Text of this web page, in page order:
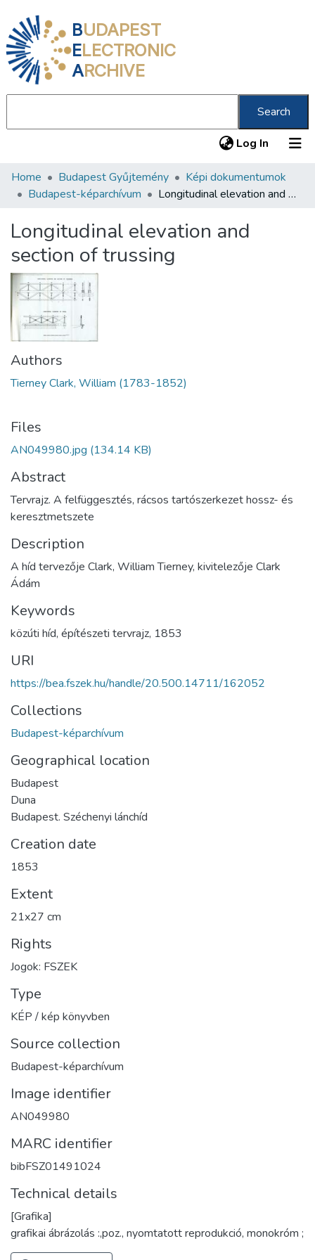
BUDAPEST
ELECTRONIC
ARCHIVE
Search
Log In (current)
Communities & Collections
Statistics
About us
Home Budapest Gyűjtemény
Képi dokumentumok
Budapest-képarchívum
Longitudinal elevation and section of trussing
Longitudinal elevation and
section of trussing
Authors
Tierney Clark, William (1783-1852)
Files
AN049980.jpg (134.14 KB)
Abstract
Tervrajz. A felfüggesztés, rácsos tartószerkezet hossz- és
keresztmetszete
Description
A híd tervezője Clark, William Tierney, kivitelezője Clark
Ádám
Keywords
közúti híd, építészeti tervrajz, 1853
URI
https://bea.fszek.hu/handle/20.500.14711/162052
Collections
Budapest-képarchívum
Geographical location
Budapest
Duna
Budapest. Széchenyi lánchíd
Creation date
1853
Extent
21x27 cm
Rights
Jogok: FSZEK
Type
KÉP / kép könyvben
Source collection
Budapest-képarchívum
Image identifier
AN049980
MARC identifier
bibFSZ01491024
Technical details
[Grafika]
grafikai ábrázolás :,poz., nyomtatott reprodukció, monokróm ;